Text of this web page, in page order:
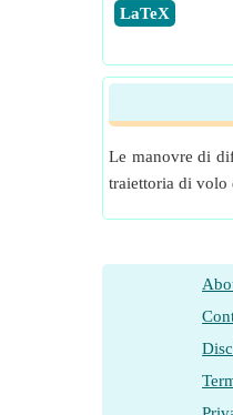
​LaTeX
Le manovre di
traiettoria di volo